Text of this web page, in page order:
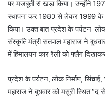
पर मजबूती से खड़ा किया। उन्होंने
स्थापना कर 1980 से लेकर 1999 के
किया। उक्त बात प्रदेश के पर्यटन,
संस्कृति मंत्री सतपाल महाराज ने
में हिमालयन कार रैली को फ्लैग
प्रदेश के पर्यटन, लोक निर्माण,
महाराज ने बुधवार को मसूरी स्थित “द